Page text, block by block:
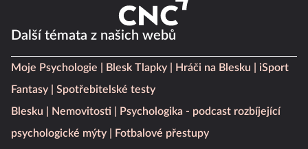
Další témata z našich webů
Moje Psychologie Blesk Tlapky Hráči na Blesku
iSport
Fantasy
Spotřebitelské testy
Blesku
Nemovitosti
Psychologika - podcast rozbíjející
psychologické mýty
Fotbalové přestupy